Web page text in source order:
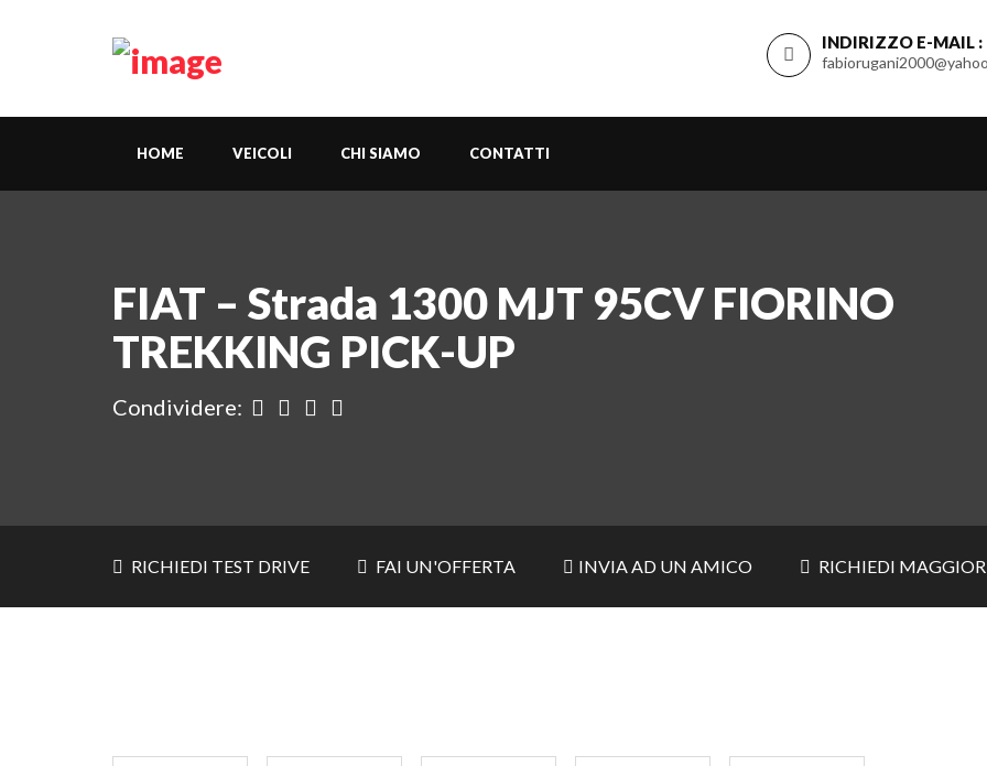
INDIRIZZO E-MAIL :
HOME VEICOLI CHI SIAMO CONTATTI
FIAT – Strada 1300 MJT 95CV FIORINO
TREKKING PICK-UP
Condividere:
RICHIEDI TEST DRIVE FAI UN'OFFERTA INVIA AD UN AMICO RICHIEDI